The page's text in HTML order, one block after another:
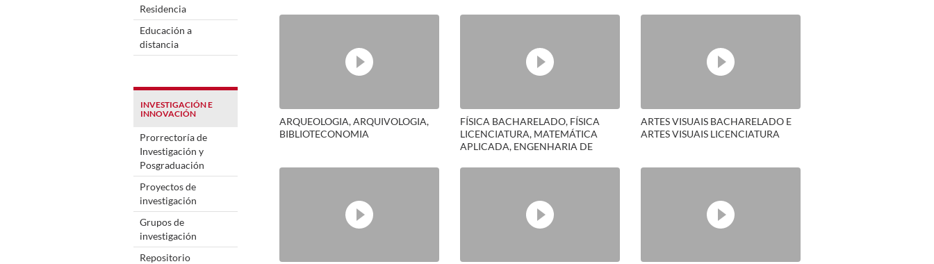
Residencia
Educación a
distancia
INVESTIGACIÓN E
INNOVACIÓN
Prorrectoría de
Investigación y
Posgraduación
Proyectos de
investigación
Grupos de
investigación
Repositorio
ARQUEOLOGIA, ARQUIVOLOGIA,
BIBLIOTECONOMIA
FÍSICA BACHARELADO, FÍSICA
LICENCIATURA, MATEMÁTICA
APLICADA, ENGENHARIA DE
COMPUTAÇÃO, SISTEMAS DE
ARTES VISUAIS BACHARELADO E
ARTES VISUAIS LICENCIATURA